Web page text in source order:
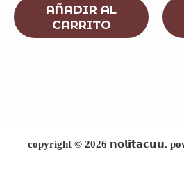
AÑADIR AL
CARRITO
copyright © 2026 𝗻𝗼𝗹𝗶𝘁𝗮𝗰𝘂𝘂.